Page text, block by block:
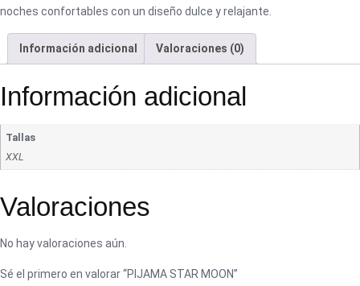
noches confortables con un diseño dulce y relajante.
Información adicional Valoraciones (0)
Información adicional
Tallas
XXL
Valoraciones
No hay valoraciones aún.
Sé el primero en valorar “PIJAMA STAR MOON”